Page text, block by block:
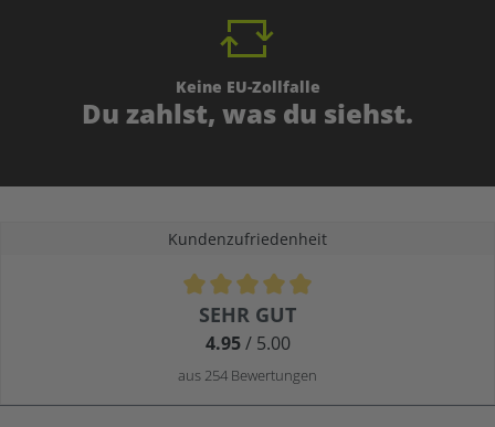
Keine EU-Zollfalle
Du zahlst, was du siehst.
Kundenzufriedenheit
Durchschnittliche Bewertung von 4.9 von 5 Sternen
SEHR GUT
4.95/ 5.00
aus 254 Bewertungen